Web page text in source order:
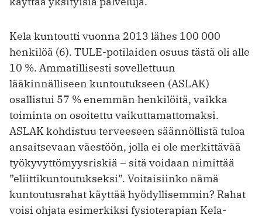
Kela kuntoutti vuonna 2013 lähes 100 000
henkilöä (6). TULE-potilaiden osuus tästä oli ­alle
10 %. Ammatillisesti sovellettuun
lääkinnälliseen kuntoutukseen (ASLAK)
osallistui 57 % enemmän henkilöitä, vaikka
toiminta on osoitettu vaikuttamattomaksi.
ASLAK kohdistuu terveeseen säännöllistä tuloa
ansaitsevaan väestöön, jolla ei ole merkittävää
työkyvyttömyysriskiä – sitä voidaan nimittää
”eliittikuntoutukseksi”. Voitaisiinko nämä
kuntoutus­rahat käyttää hyödyllisemmin? Rahat
voisi ohjata esimerkiksi fysioterapian Kela-